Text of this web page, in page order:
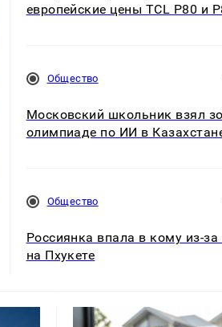
европейские цены TCL P80 и
Общество
Московский школьник взял
олимпиаде по ИИ в
Общество
Россиянка впала в кому из-
на Пхукете